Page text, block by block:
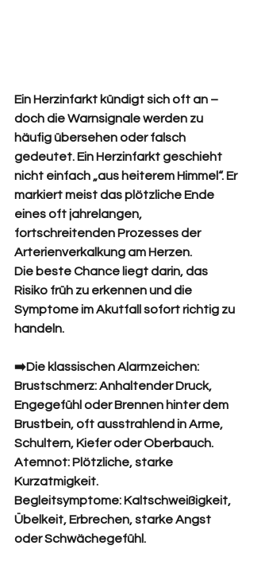
Ein Herzinfarkt kündigt sich oft an –
doch die Warnsignale werden zu
häufig übersehen oder falsch
gedeutet. Ein Herzinfarkt geschieht
nicht einfach „aus heiterem Himmel“. Er
markiert meist das plötzliche Ende
eines oft jahrelangen,
fortschreitenden Prozesses der
Arterienverkalkung am Herzen.
Die beste Chance liegt darin, das
Risiko früh zu erkennen und die
Symptome im Akutfall sofort richtig zu
handeln.
➡️Die klassischen Alarmzeichen:
Brustschmerz: Anhaltender Druck,
Engegefühl oder Brennen hinter dem
Brustbein, oft ausstrahlend in Arme,
Schultern, Kiefer oder Oberbauch.
Atemnot: Plötzliche, starke
Kurzatmigkeit.
Begleitsymptome: Kaltschweißigkeit,
Übelkeit, Erbrechen, starke Angst
oder Schwächegefühl.